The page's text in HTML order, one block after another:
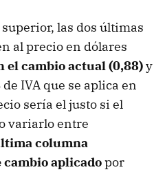
las dos últimas
al precio en dólares
el cambio actual (0,88)y
IVA que se aplica en
sería el justo si el
variarlo entre
columna
aplicadopor